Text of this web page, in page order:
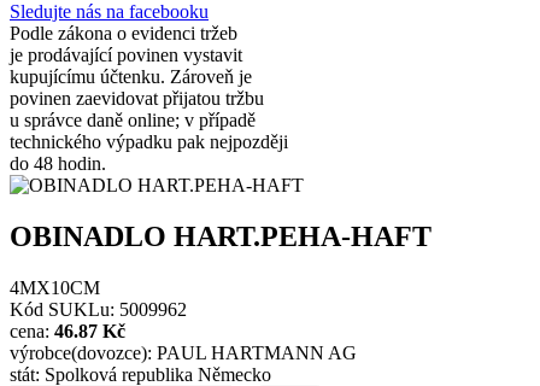
Sledujte nás na facebooku
Podle zákona o evidenci tržeb
je prodávající povinen vystavit
kupujícímu účtenku. Zároveň je
povinen zaevidovat přijatou tržbu
u správce daně online; v případě
technického výpadku pak nejpozději
do 48 hodin.
OBINADLO HART.PEHA-HAFT
4MX10CM
Kód SUKLu: 5009962
cena: 46.87 Kč
výrobce(dovozce): PAUL HARTMANN AG
stát: Spolková republika Německo